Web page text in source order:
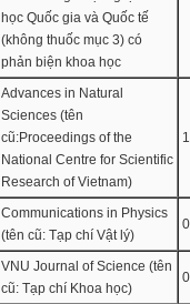
học Quốc gia và Quốc tế
(không thuốc mục 3) có
phản biện khoa học
Advances in Natural
Sciences (tên
cũ:Proceedings of the
National Centre for Scientific
Research of Vietnam)
Communications in Physics
(tên cũ: Tạp chí Vật lý)
VNU Journal of Science (tên
cũ: Tạp chí Khoa học)